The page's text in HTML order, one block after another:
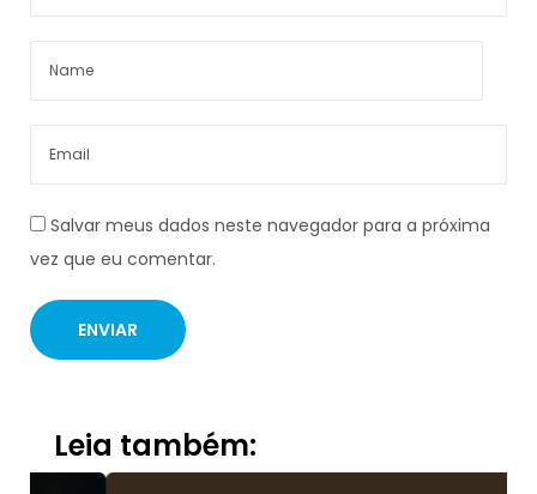
Salvar meus dados neste navegador para a próxima
vez que eu comentar.
Leia também: